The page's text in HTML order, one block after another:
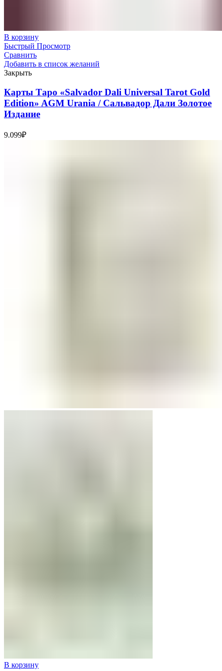
В корзину
Быстрый Просмотр
Сравнить
Добавить в список желаний
Закрыть
Карты Таро «Salvador Dali Universal Tarot Gold
Edition» AGM Urania / Сальвадор Дали Золотое
Издание
9.099₽
В корзину